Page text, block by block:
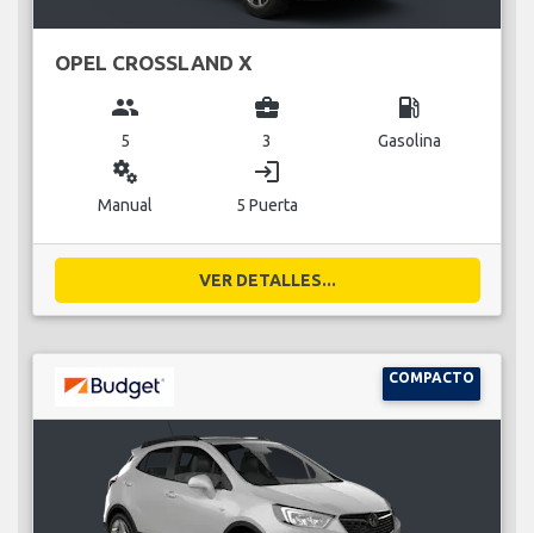
OPEL CROSSLAND X
group
5
business_center
3
local_gas_station
Gasolina
miscellaneous_services
Manual
login
5 Puerta
VER DETALLES...
COMPACTO